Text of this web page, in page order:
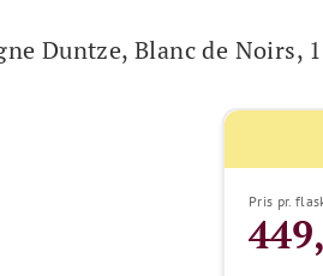
Duntze, Blanc de Noirs,
Pris pr.